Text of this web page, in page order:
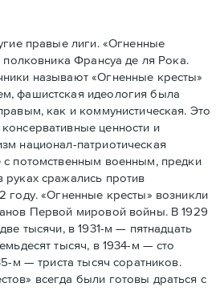
правые лиги. «Огненные
полковника Франсуа де ля Рока.
называют «Огненные крeсты»
фашистская идеология была
как и коммунистическая. Это
ценности и
национал-патриотическая
с потомственным военным, предки
сражались против
году. «Огненные кресты» возникли
Первой мировой войны. В 1929
тысячи, в 1931-м — пятнадцать
тысяч, в 1934-м — сто
м — триста тысяч соратников.
всегда были готовы драться с